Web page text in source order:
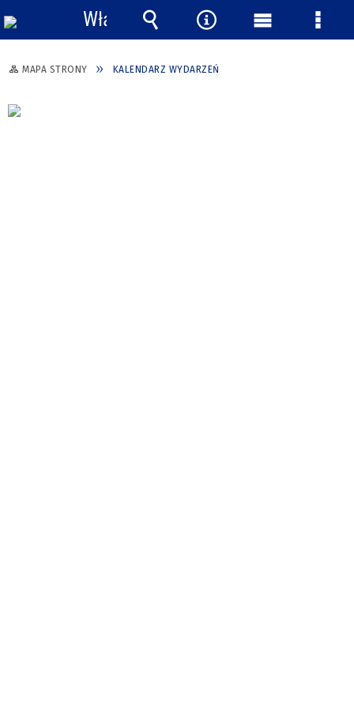
MAPA STRONY KALENDARZ WYDARZEŃ
Włącz
powiadomienia
Wyszukiwarka
Narzędzia
Menu Menu